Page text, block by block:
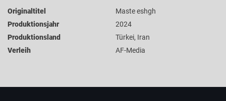
Originaltitel
Maste eshgh
Produktionsjahr
2024
Produktionsland
Türkei, Iran
Verleih
AF-Media